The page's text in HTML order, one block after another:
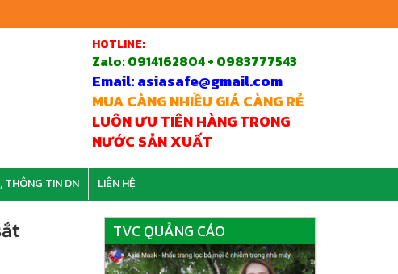
HOTLINE:
Zalo:0914162804 + 0983777543
Email: asiasafe@gmail.com
MUA CÀNG NHIỀU GIÁ CÀNG RẺ
LUÔN ƯU TIÊN HÀNG TRONG
NƯỚC SẢN XUẤT
THÔNG TIN DN LIÊN HỆ
TVC QUẢNG CÁO